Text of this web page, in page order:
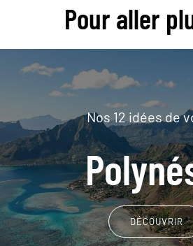
Pour aller
Nos 12 idées de
DÉCOUVRIR